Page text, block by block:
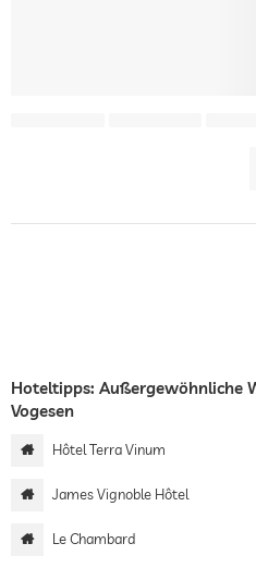
Hoteltipps: Außergewöhnliche
Vogesen
Hôtel Terra Vinum
James Vignoble Hôtel
Le Chambard